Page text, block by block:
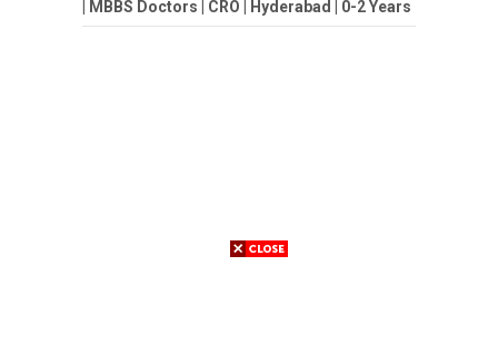
| MBBS Doctors | CRO | Hyderabad | 0-2 Years